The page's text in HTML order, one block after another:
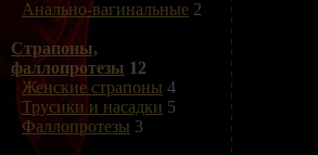
Анально-вагинальные 2
Страпоны,
фаллопротезы 12
Женские страпоны 4
Трусики и насадки 5
Фаллопротезы 3